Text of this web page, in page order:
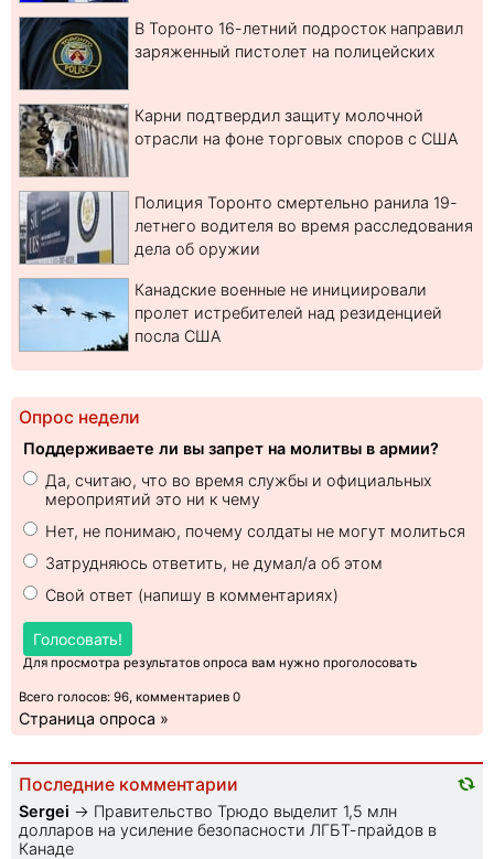
В Торонто 16-летний подросток направил
заряженный пистолет на полицейских
Карни подтвердил защиту молочной
отрасли на фоне торговых споров с США
Полиция Торонто смертельно ранила 19-
летнего водителя во время расследования
дела об оружии
Канадские военные не инициировали
пролет истребителей над резиденцией
посла США
Опрос недели
Поддерживаете ли вы запрет на молитвы в армии?
Да, считаю, что во время службы и официальных
мероприятий это ни к чему
Нет, не понимаю, почему солдаты не могут молиться
Затрудняюсь ответить, не думал/а об этом
Свой ответ (напишу в комментариях)
Голосовать!
Для просмотра результатов опроса вам нужно проголосовать
Всего голосов: 96, комментариев 0
Страница опроса »
Последние комментарии
Sеrgei → Правительство Трюдо выделит 1,5 млн
долларов на усиление безопасности ЛГБТ-прайдов в
Канаде